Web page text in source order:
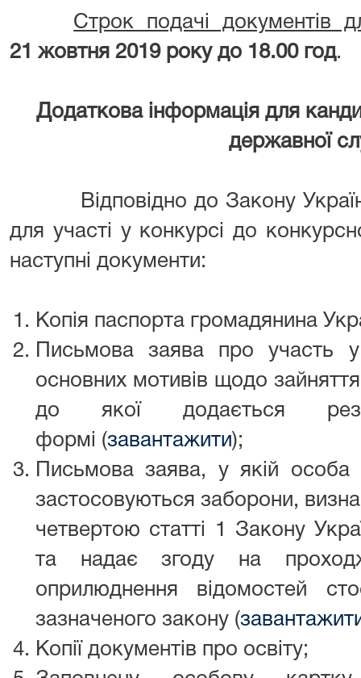
Строк подачі документів
21 жовтня 2019 року до 18.00 год.
Додаткова інформація для
державної
Відповідно до Закону
для участі у конкурсі до
наступні документи:
Копія паспорта громадянина
Письмова заява про участь
основних мотивів щодо
до якої додається
формі (завантажити);
Письмова заява, у якій
застосовуються заборони,
четвертою статті 1 Закону
та надає згоду на
оприлюднення відомостей
зазначеного закону (
Копії документів про освіту;